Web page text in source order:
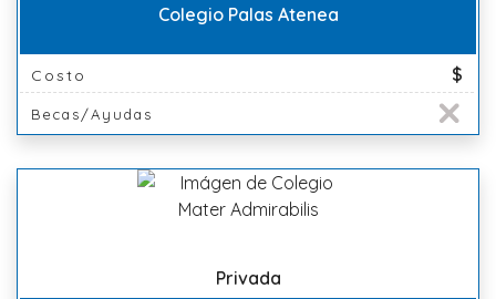
Colegio Palas Atenea
Costo $
Becas/Ayudas
Privada